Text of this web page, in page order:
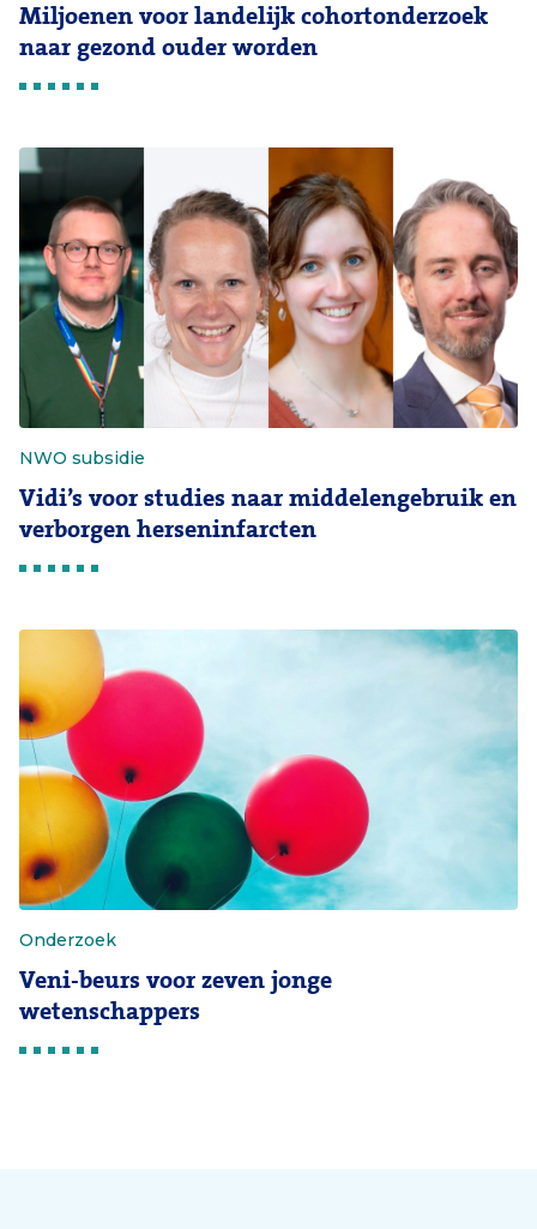
Miljoenen voor landelijk cohortonderzoek
naar gezond ouder worden
NWO subsidie
Vidi’s voor studies naar middelengebruik en
verborgen herseninfarcten
Onderzoek
Veni-beurs voor zeven jonge
wetenschappers